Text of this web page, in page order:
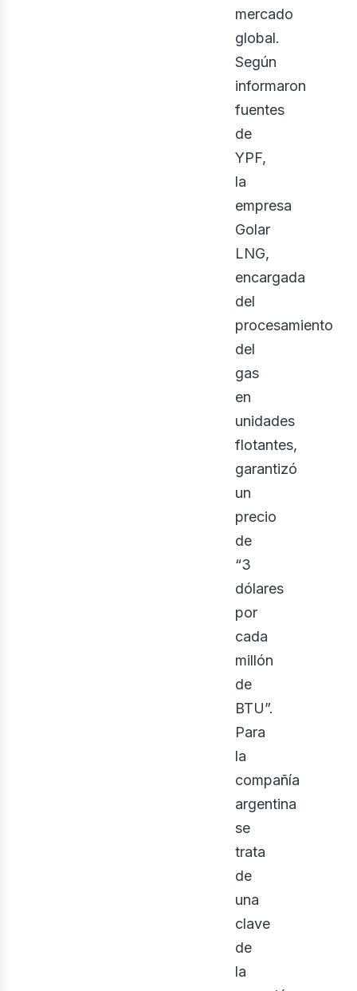
mercado
global.
Según
informaron
fuentes
de
YPF,
la
empresa
Golar
LNG,
encargada
del
procesamiento
del
gas
en
unidades
flotantes,
garantizó
un
precio
de
“3
dólares
por
cada
millón
de
BTU”.
Para
la
compañía
argentina
se
trata
de
una
clave
de
la